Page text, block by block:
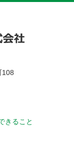
108
きること